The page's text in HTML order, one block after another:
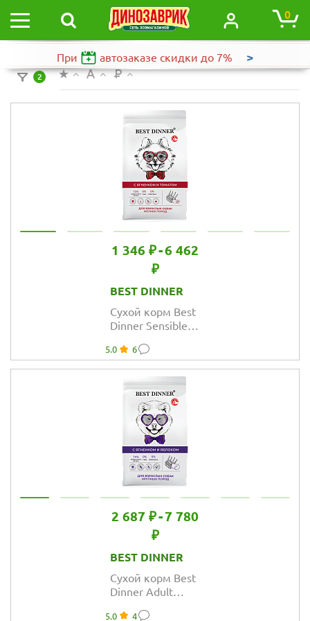
0
При автозаказе скидки до 7% >
2
1 346 ₽-6 462
₽
BEST DINNER
Сухой корм Best
Dinner Sensible
Tomatoes для
взрослых собак
мелких пород,
ягнёнок и томат
5.0 6
2 687 ₽-7 780
₽
BEST DINNER
Сухой корм Best
Dinner Adult
5.0 4